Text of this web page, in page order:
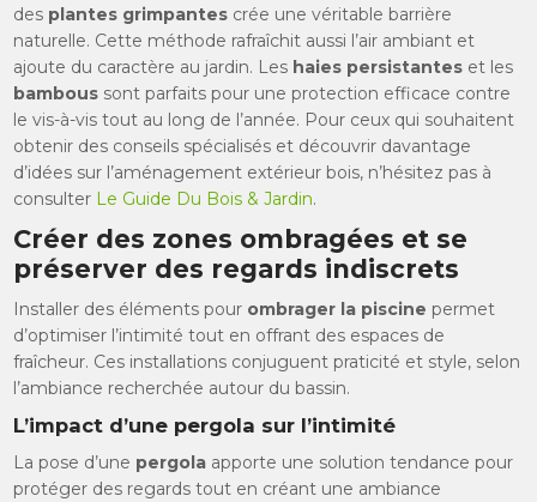
des plantes grimpantes crée une véritable barrière
naturelle. Cette méthode rafraîchit aussi l’air ambiant et
ajoute du caractère au jardin. Les haies persistantes et les
bambous sont parfaits pour une protection efficace contre
le vis-à-vis tout au long de l’année. Pour ceux qui souhaitent
obtenir des conseils spécialisés et découvrir davantage
d’idées sur l’aménagement extérieur bois, n’hésitez pas à
consulter Le Guide Du Bois & Jardin.
Créer des zones ombragées et se
préserver des regards indiscrets
Installer des éléments pour ombrager la piscine permet
d’optimiser l’intimité tout en offrant des espaces de
fraîcheur. Ces installations conjuguent praticité et style, selon
l’ambiance recherchée autour du bassin.
L’impact d’une pergola sur l’intimité
La pose d’une pergola apporte une solution tendance pour
protéger des regards tout en créant une ambiance